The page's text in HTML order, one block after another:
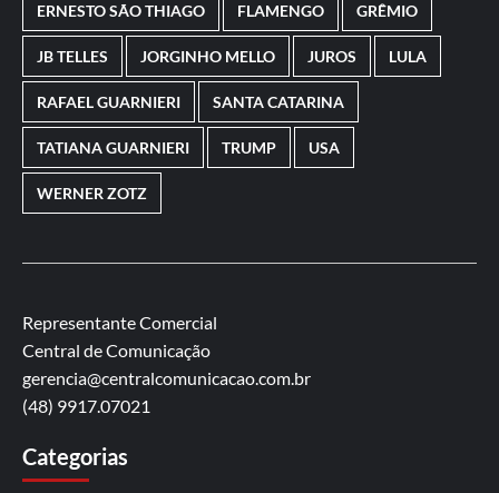
ERNESTO SÃO THIAGO FLAMENGO GRÊMIO
JB TELLES JORGINHO MELLO JUROS LULA
RAFAEL GUARNIERI SANTA CATARINA
TATIANA GUARNIERI TRUMP USA
WERNER ZOTZ
Representante Comercial
Central de Comunicação
gerencia@centralcomunicacao.com.br
(48) 9917.07021
Categorias